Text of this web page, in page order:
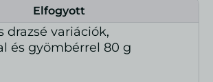
Elfogyott
MEGTEKINTÉS
drazsé variációk,
és gyömbérrel 80 g